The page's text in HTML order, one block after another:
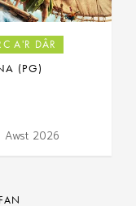
A'R DÂR
(PG)
Awst 2026